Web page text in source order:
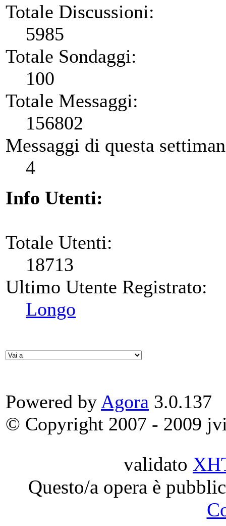
Totale Discussioni:
5985
Totale Sondaggi:
100
Totale Messaggi:
156802
Messaggi di questa
4
Info Utenti:
Totale Utenti:
18713
Ultimo Utente Registrato:
Longo
Powered by Agora 3.0.137
© Copyright 2007 - 2009
validato
Questo/a opera è